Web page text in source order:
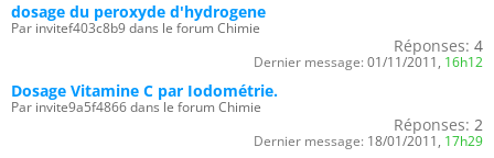
dosage du peroxyde d'hydrogene
Par invitef403c8b9 dans le forum Chimie
Réponses: 4
Dernier message: 01/11/2011, 16h12
Dosage Vitamine C par Iodométrie.
Par invite9a5f4866 dans le forum Chimie
Réponses: 2
Dernier message: 18/01/2011, 17h29